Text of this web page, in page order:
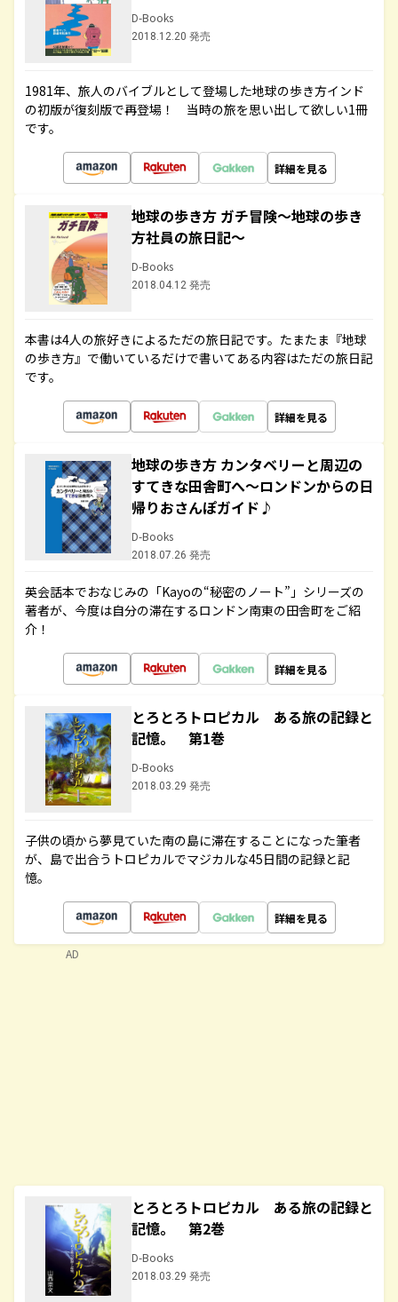
D-Books
2018.12.20 発売
1981年、旅人のバイブルとして登場した地球の歩き方インド
の初版が復刻版で再登場！ 当時の旅を思い出して欲しい1冊
です。
詳細を見る
地球の歩き方 ガチ冒険～地球の歩き
方社員の旅日記～
D-Books
2018.04.12 発売
本書は4人の旅好きによるただの旅日記です。たまたま『地球
の歩き方』で働いているだけで書いてある内容はただの旅日記
です。
詳細を見る
地球の歩き方 カンタベリーと周辺の
すてきな田舎町へ～ロンドンからの日
帰りおさんぽガイド♪
D-Books
2018.07.26 発売
英会話本でおなじみの「Kayoの“秘密のノート”」シリーズの
著者が、今度は自分の滞在するロンドン南東の田舎町をご紹
介！
詳細を見る
とろとろトロピカル ある旅の記録と
記憶。 第1巻
D-Books
2018.03.29 発売
子供の頃から夢見ていた南の島に滞在することになった筆者
が、島で出合うトロピカルでマジカルな45日間の記録と記
憶。
詳細を見る
とろとろトロピカル ある旅の記録と
記憶。 第2巻
D-Books
2018.03.29 発売
AD